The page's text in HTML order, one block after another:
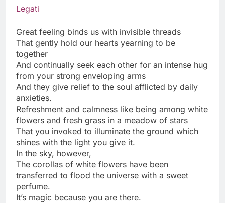
Legati
Great feeling binds us with invisible threads
That gently hold our hearts yearning to be
together
And continually seek each other for an intense hug
from your strong enveloping arms
And they give relief to the soul afflicted by daily
anxieties.
Refreshment and calmness like being among white
flowers and fresh grass in a meadow of stars
That you invoked to illuminate the ground which
shines with the light you give it.
In the sky, however,
The corollas of white flowers have been
transferred to flood the universe with a sweet
perfume.
It’s magic because you are there.